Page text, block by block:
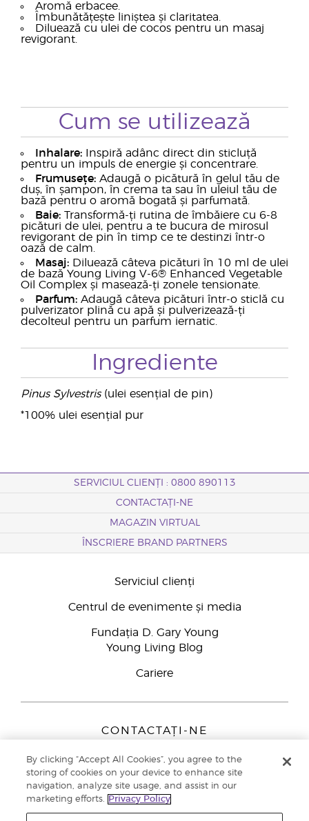
Aromă erbacee.
Îmbunătățește liniștea și claritatea.
Diluează cu ulei de cocos pentru un masaj
revigorant.
Cum se utilizează
Inhalare: Inspiră adânc direct din sticluță
pentru un impuls de energie și concentrare.
Frumusețe: Adaugă o picătură în gelul tău de
duș, în șampon, în crema ta sau în uleiul tău de
bază pentru o aromă bogată și parfumată.
Baie: Transformă-ți rutina de îmbăiere cu 6-8
picături de ulei, pentru a te bucura de mirosul
revigorant de pin în timp ce te destinzi într-o
oază de calm.
Masaj: Diluează câteva picături în 10 ml de ulei
de bază Young Living V-6® Enhanced Vegetable
Oil Complex și masează-ți zonele tensionate.
Parfum: Adaugă câteva picături într-o sticlă cu
pulverizator plină cu apă și pulverizează-ți
decolteul pentru un parfum iernatic.
Ingrediente
Pinus Sylvestris(ulei esențial de pin)
*100% ulei esențial pur
SERVICIUL CLIENȚI : 0800 890113
CONTACTAȚI-NE
MAGAZIN VIRTUAL
ÎNSCRIERE BRAND PARTNERS
Serviciul clienți
Centrul de evenimente și media
Fundația D. Gary Young
Young Living Blog
Cariere
CONTACTAȚI-NE
Peizerweg 97
9727 AJ Groningen
Netherlands
Înscriere Brand Partners0800 890113
By clicking “Accept All Cookies”, you agree to the
storing of cookies on your device to enhance site
navigation, analyze site usage, and assist in our
marketing efforts.
Privacy Policy